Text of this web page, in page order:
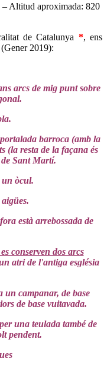
– Altitud aproximada: 820
de Catalunya *, ens
2019):
arcs de mig punt sobre
barroca (amb la
(la resta de la façana és
Sant Martí.
un òcul.
està arrebossada de
conserven dos arcs
atri de l'antiga església
un campanar, de base
de base vuitavada.
una teulada també de
pendent.